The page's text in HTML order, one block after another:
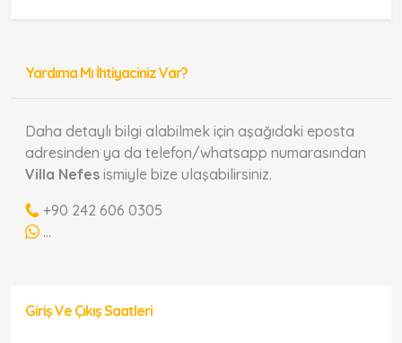
Yardıma Mı İhtiyaciniz Var?
Daha detaylı bilgi alabilmek için aşağıdaki eposta
adresinden ya da telefon/whatsapp numarasından
Villa Nefes ismiyle bize ulaşabilirsiniz.
+90 242 606 0305
...
Giriş Ve Çıkış Saatleri